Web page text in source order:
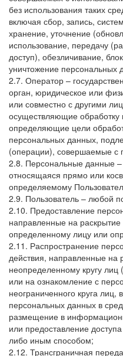
без использования таких
включая сбор, запись,
хранение, уточнение
использование, передачу
доступ), обезличивание,
уничтожение персональных
2.7. Оператор –
орган, юридическое или
или совместно с другими
осуществляющие
определяющие цели
персональных данных,
(операции), совершаемые
2.8. Персональные данные
относящаяся прямо или
определяемому
2.9. Пользователь – любой
2.10. Предоставление
направленные на
определенному лицу или
2.11. Распространение
действия, направленные на
неопределенному кругу
или на ознакомление с
неограниченного круга
персональных данных в
размещение в
или предоставление
либо иным способом;
2.12. Трансграничная